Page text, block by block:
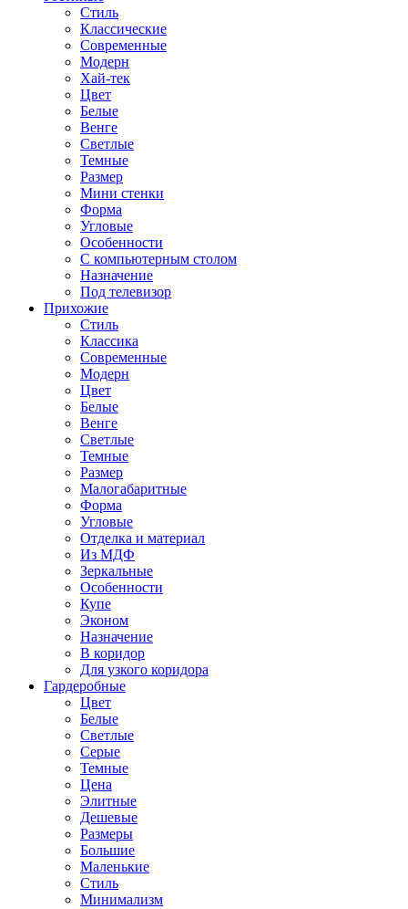
Стиль
Классические
Современные
Модерн
Хай-тек
Цвет
Белые
Венге
Светлые
Темные
Размер
Мини стенки
Форма
Угловые
Особенности
С компьютерным столом
Назначение
Под телевизор
Прихожие
Стиль
Классика
Современные
Модерн
Цвет
Белые
Венге
Светлые
Темные
Размер
Малогабаритные
Форма
Угловые
Отделка и материал
Из МДФ
Зеркальные
Особенности
Купе
Эконом
Назначение
В коридор
Для узкого коридора
Гардеробные
Цвет
Белые
Светлые
Серые
Темные
Цена
Элитные
Дешевые
Размеры
Большие
Маленькие
Стиль
Минимализм